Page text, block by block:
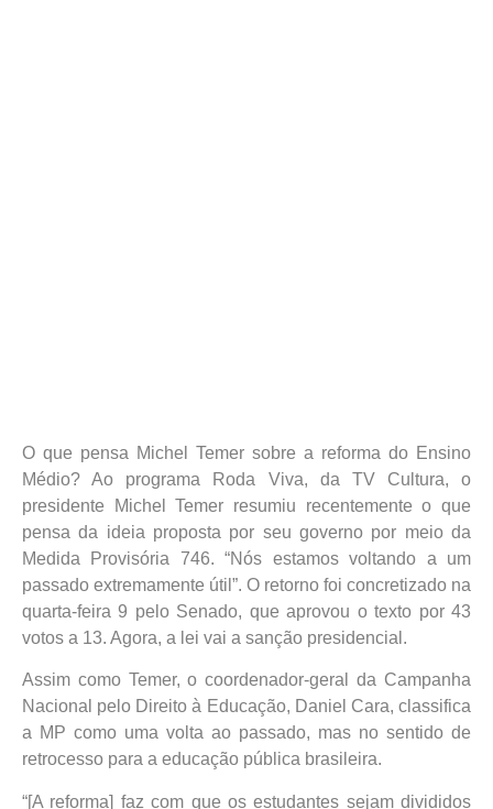
O que pensa Michel Temer sobre a reforma do Ensino
Médio? Ao programa Roda Viva, da TV Cultura, o
presidente Michel Temer resumiu recentemente o que
pensa da ideia proposta por seu governo por meio da
Medida Provisória 746. “Nós estamos voltando a um
passado extremamente útil”. O retorno foi concretizado na
quarta-feira 9 pelo Senado, que aprovou o texto por 43
votos a 13. Agora, a lei vai a sanção presidencial.
Assim como Temer, o coordenador-geral da Campanha
Nacional pelo Direito à Educação, Daniel Cara, classifica
a MP como uma volta ao passado, mas no sentido de
retrocesso para a educação pública brasileira.
“[A reforma] faz com que os estudantes sejam divididos